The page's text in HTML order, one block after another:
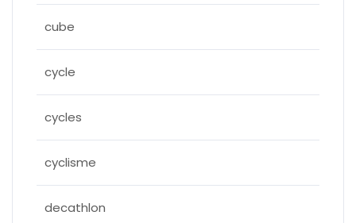
cube
cycle
cycles
cyclisme
decathlon